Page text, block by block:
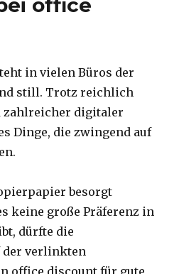
in vielen Büros der
still. Trotz reichlich
zahlreicher digitaler
Dinge, die zwingend auf
besorgt
keine große Präferenz in
dürfte die
der verlinkten
office discount für gute